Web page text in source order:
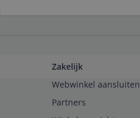
Zakelijk
Webwinkel aansluiten
Partners